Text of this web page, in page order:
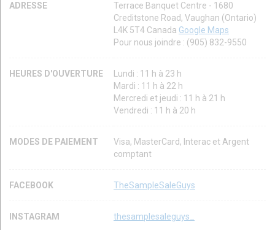
ADRESSE
Terrace Banquet Centre - 1680
Creditstone Road, Vaughan (Ontario)
L4K 5T4 Canada Google Maps
Pour nous joindre : (905) 832-9550
HEURES D'OUVERTURE
Lundi : 11 h à 23 h
Mardi : 11 h à 22 h
Mercredi et jeudi : 11 h à 21 h
Vendredi : 11 h à 20 h
MODES DE PAIEMENT
Visa, MasterCard, Interac et Argent
comptant
FACEBOOK TheSampleSaleGuys
INSTAGRAM thesamplesaleguys_